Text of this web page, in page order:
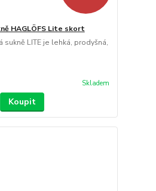
HAGLÖFS Lite skort
sukně LITE je lehká, prodyšná,
Skladem
Koupit